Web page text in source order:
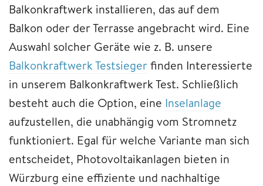
Balkonkraftwerk installieren, das auf dem
Balkon oder der Terrasse angebracht wird. Eine
Auswahl solcher Geräte wie z. B. unsere
Balkonkraftwerk Testsiegerfinden Interessierte
in unserem Balkonkraftwerk Test. Schließlich
besteht auch die Option, eine Inselanlage
aufzustellen, die unabhängig vom Stromnetz
funktioniert. Egal für welche Variante man sich
entscheidet, Photovoltaikanlagen bieten in
Würzburg eine effiziente und nachhaltige